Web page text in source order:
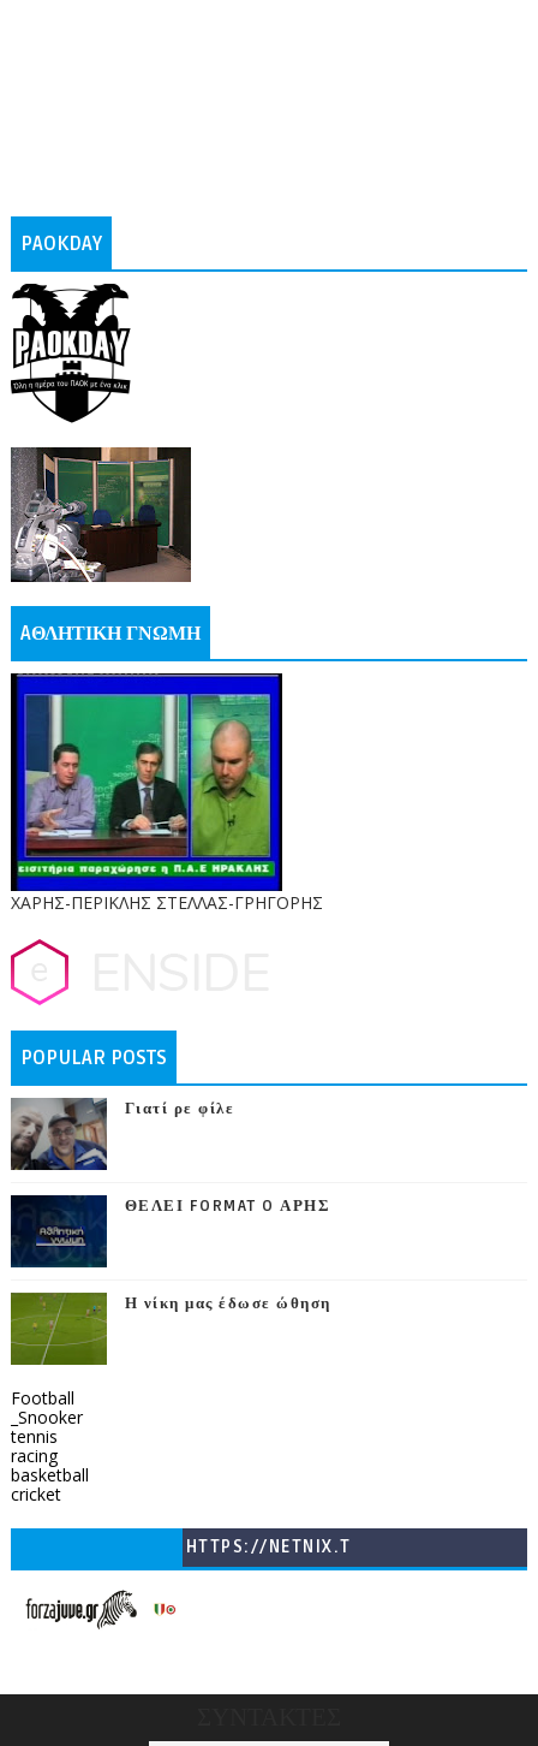
PAOKDAY
AΘΛΗΤΙΚΗ ΓΝΩΜΗ
ΧΑΡΗΣ-ΠΕΡΙΚΛΗΣ ΣΤΕΛΛΑΣ-ΓΡΗΓΟΡΗΣ
POPULAR POSTS
Γιατί ρε φίλε
ΘΕΛΕΙ FORMAT O ΑΡΗΣ
Η νίκη μας έδωσε ώθηση
Football
_Snooker
tennis
racing
basketball
cricket
HTTPS://NETNIX.T